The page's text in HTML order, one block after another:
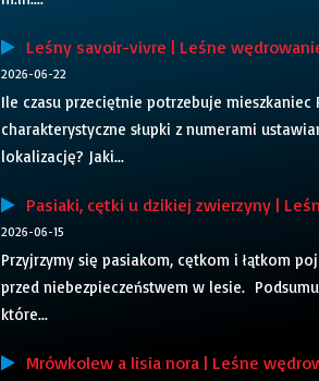
Leśny savoir-vivre | Leśne
2026-06-22
Ile czasu przeciętnie potrzebuje
charakterystyczne słupki z numerami
lokalizację? Jaki...
Pasiaki, cętki u dzikiej zwierzyny |
2026-06-15
Przyjrzymy się pasiakom, cętkom i łątkom
przed niebezpieczeństwem w lesie.
które...
Mrówkolew a lisia nora | Leśne